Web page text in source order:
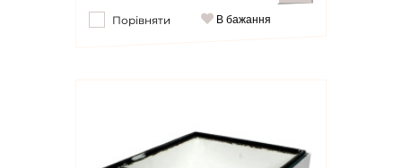
Порівняти В бажання